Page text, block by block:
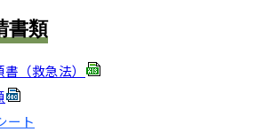
書類
（救急法）
ート